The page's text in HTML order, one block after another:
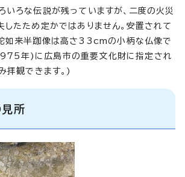
いろな伝説が残っていますが、二度の火災
したため定かではありません。安置されて
如来半跏像は高さ33cmの小柄な仏像で
年)に広島市の重要文化財に指定され
拝観できます。)
所